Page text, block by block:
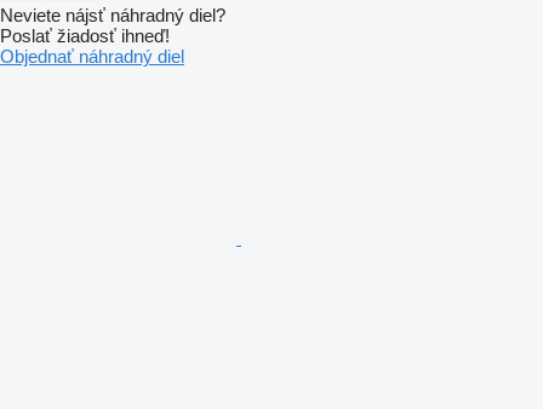
Neviete nájsť náhradný diel?
Poslať žiadosť ihneď!
Objednať náhradný diel